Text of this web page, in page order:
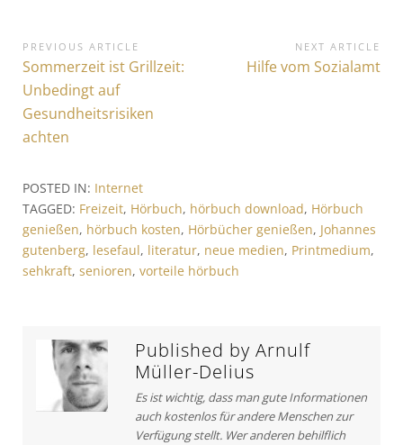
B
e
i
t
a
g
s
n
PREVIOUS ARTICLE
P
r
e
u
s
A
r
t
Sommerzeit ist Grillzeit:
Unbedingt auf
Gesundheitsrisiken
achten
NEXT ARTICLE
N
i
c
l
Hilfe vom Sozialamt
POSTED IN: Internet
TAGGED: Freizeit, Hörbuch, hörbuch download, Hörbuch
genießen, hörbuch kosten, Hörbücher genießen, Johannes
gutenberg, lesefaul, literatur, neue medien, Printmedium,
sehkraft, senioren, vorteile hörbuch
Published by Arnulf
Müller-Delius
Es ist wichtig, dass man gute Informationen
auch kostenlos für andere Menschen zur
Verfügung stellt. Wer anderen behilflich